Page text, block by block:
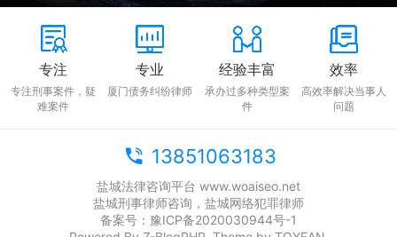
专注
专注刑事案件，疑
难案件
专业
厦门债务纠纷律师
经验丰富
承办过多种类型案
件
效率
高效率解决当事人
问题
13851063183
盐城法律咨询平台 www.woaiseo.net
盐城刑事律师咨询，盐城网络犯罪律师
备案号： 豫ICP备2020030944号-1